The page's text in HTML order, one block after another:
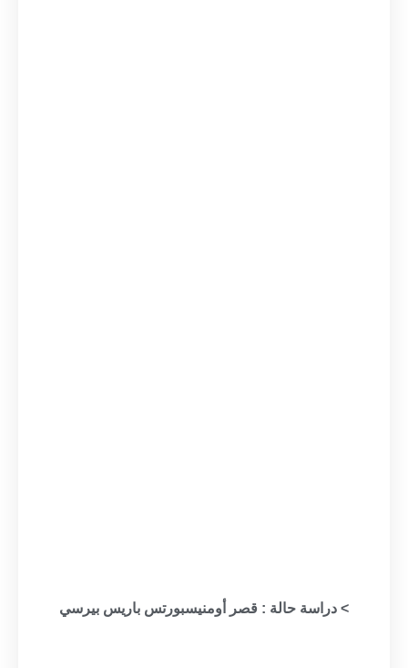
> دراسة حالة : قصر أومنيسبورتس باريس بيرسي